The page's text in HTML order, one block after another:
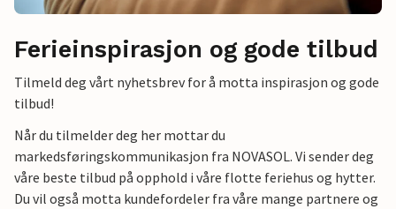
Ferieinspirasjon og gode tilbud
Tilmeld deg vårt nyhetsbrev for å motta inspirasjon og gode
tilbud!
Når du tilmelder deg her mottar du
markedsføringskommunikasjon fra NOVASOL. Vi sender deg
våre beste tilbud på opphold i våre flotte feriehus og hytter.
Du vil også motta kundefordeler fra våre mange partnere og